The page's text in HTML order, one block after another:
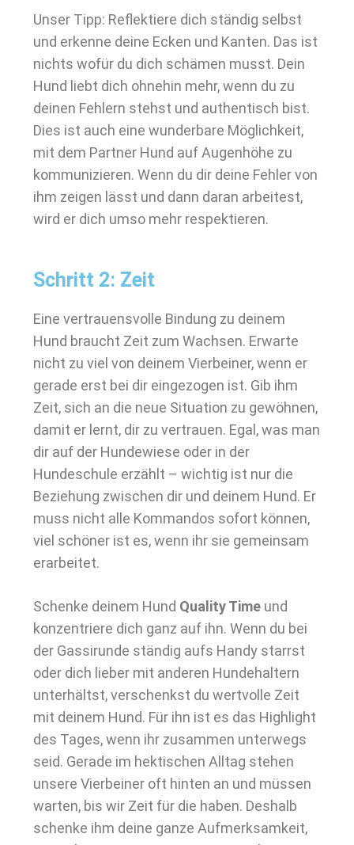
Unser Tipp: Reflektiere dich ständig selbst
und erkenne deine Ecken und Kanten. Das ist
nichts wofür du dich schämen musst. Dein
Hund liebt dich ohnehin mehr, wenn du zu
deinen Fehlern stehst und authentisch bist.
Dies ist auch eine wunderbare Möglichkeit,
mit dem Partner Hund auf Augenhöhe zu
kommunizieren. Wenn du dir deine Fehler von
ihm zeigen lässt und dann daran arbeitest,
wird er dich umso mehr respektieren.
Schritt 2: Zeit
Eine vertrauensvolle Bindung zu deinem
Hund braucht Zeit zum Wachsen. Erwarte
nicht zu viel von deinem Vierbeiner, wenn er
gerade erst bei dir eingezogen ist. Gib ihm
Zeit, sich an die neue Situation zu gewöhnen,
damit er lernt, dir zu vertrauen. Egal, was man
dir auf der Hundewiese oder in der
Hundeschule erzählt – wichtig ist nur die
Beziehung zwischen dir und deinem Hund. Er
muss nicht alle Kommandos sofort können,
viel schöner ist es, wenn ihr sie gemeinsam
erarbeitet.
Schenke deinem Hund Quality Time und
konzentriere dich ganz auf ihn. Wenn du bei
der Gassirunde ständig aufs Handy starrst
oder dich lieber mit anderen Hundehaltern
unterhältst, verschenkst du wertvolle Zeit
mit deinem Hund. Für ihn ist es das Highlight
des Tages, wenn ihr zusammen unterwegs
seid. Gerade im hektischen Alltag stehen
unsere Vierbeiner oft hinten an und müssen
warten, bis wir Zeit für die haben. Deshalb
schenke ihm deine ganze Aufmerksamkeit,